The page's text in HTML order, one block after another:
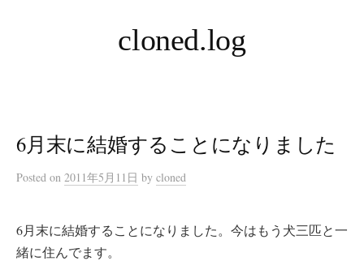
ス
ッ
cloned.log
6月末に結婚することになりました
Posted on 2011年5月11日 by cloned
6月末に結婚することになりました。今はもう犬三匹と一
緒に住んでます。